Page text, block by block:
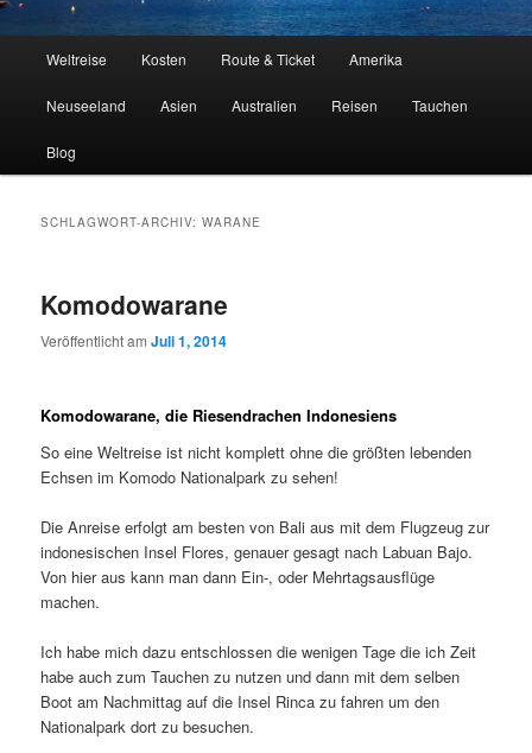
Weltreise Kosten Route & Ticket Amerika
Neuseeland Asien Australien Reisen Tauchen
Blog
SCHLAGWORT-ARCHIV:WARANE
Komodowarane
Veröffentlicht amJuli 1, 2014
Komodowarane, die Riesendrachen Indonesiens
So eine Weltreise ist nicht komplett ohne die größten lebenden
Echsen im Komodo Nationalpark zu sehen!
Die Anreise erfolgt am besten von Bali aus mit dem Flugzeug zur
indonesischen Insel Flores, genauer gesagt nach Labuan Bajo.
Von hier aus kann man dann Ein-, oder Mehrtagsausflüge
machen.
Ich habe mich dazu entschlossen die wenigen Tage die ich Zeit
habe auch zum Tauchen zu nutzen und dann mit dem selben
Boot am Nachmittag auf die Insel Rinca zu fahren um den
Nationalpark dort zu besuchen.